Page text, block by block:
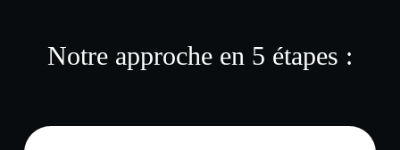
Notre approche en 5 étapes :